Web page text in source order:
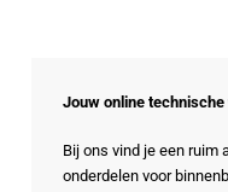
Jouw online
Bij ons vind je een
onderdelen voor